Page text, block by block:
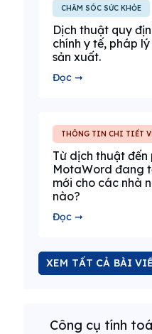
CHĂM SÓC SỨC KHỎE
Dịch thuật quy
chính y tế, pháp
sản xuất.
Đọc ➞
THÔNG TIN CHI TIẾT
Từ dịch thuật đến
MotaWord đang
mới cho các nhà
nào?
Đọc ➞
XEM TẤT CẢ BÀI
Công cụ tính